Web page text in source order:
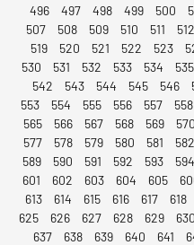
496
497 498 499 500
507
508 509 510 511 512
519
520 521 522 523
530
531 532 533 534 535
542
543 544 545 546
553
554 555 556 557 558
565
566 567 568 569 570
577
578 579 580 581 582
589
590 591 592 593 594
601
602 603 604 605
613
614 615 616 617 618
625
626 627 628 629 630
637
638 639 640 641